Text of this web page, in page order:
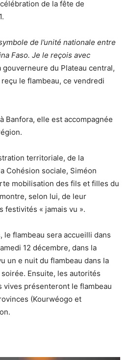
de la fête de
de l’unité nationale entre
Faso. Je le reçois avec
gouverneure du Plateau central,
le flambeau, ce vendredi
Banfora, elle est accompagnée
territoriale, de la
Cohésion sociale, Siméon
mobilisation des fils et filles du
selon lui, de leur
festivités « jamais vu ».
le flambeau sera accueilli dans
12 décembre, dans la
un e nuit du flambeau dans la
Ensuite, les autorités
vives présenteront le flambeau
(Kourwéogo et